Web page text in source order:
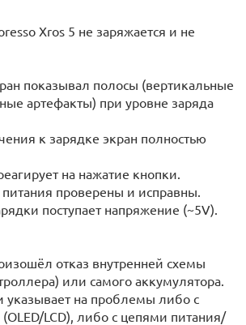
Xros 5 не заряжается и не
показывал полосы (вертикальные
артефакты) при уровне заряда
к зарядке экран полностью
на нажатие кнопки.
проверены и исправны.
поступает напряжение (~5V).
отказ внутренней схемы
или самого аккумулятора.
указывает на проблемы либо с
LCD), либо с цепями питания/